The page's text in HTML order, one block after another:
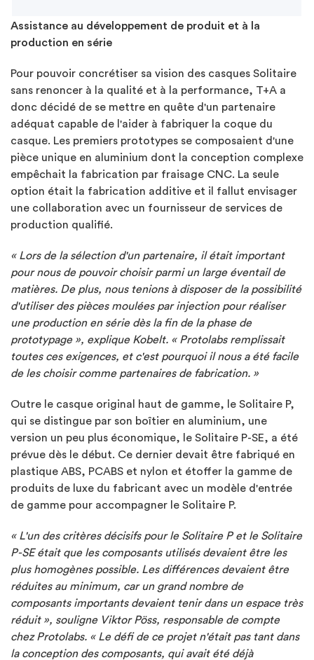
Assistance au développement de produit et à la
production en série
Pour pouvoir concrétiser sa vision des casques Solitaire
sans renoncer à la qualité et à la performance, T+A a
donc décidé de se mettre en quête d'un partenaire
adéquat capable de l'aider à fabriquer la coque du
casque. Les premiers prototypes se composaient d'une
pièce unique en aluminium dont la conception complexe
empêchait la fabrication par fraisage CNC. La seule
option était la fabrication additive et il fallut envisager
une collaboration avec un fournisseur de services de
production qualifié.
« Lors de la sélection d'un partenaire, il était important
pour nous de pouvoir choisir parmi un large éventail de
matières. De plus, nous tenions à disposer de la possibilité
d'utiliser des pièces moulées par injection pour réaliser
une production en série dès la fin de la phase de
prototypage », explique Kobelt. « Protolabs remplissait
toutes ces exigences, et c'est pourquoi il nous a été facile
de les choisir comme partenaires de fabrication. »
Outre le casque original haut de gamme, le Solitaire P,
qui se distingue par son boîtier en aluminium, une
version un peu plus économique, le Solitaire P-SE, a été
prévue dès le début. Ce dernier devait être fabriqué en
plastique ABS, PCABS et nylon et étoffer la gamme de
produits de luxe du fabricant avec un modèle d'entrée
de gamme pour accompagner le Solitaire P.
« L'un des critères décisifs pour le Solitaire P et le Solitaire
P-SE était que les composants utilisés devaient être les
plus homogènes possible. Les différences devaient être
réduites au minimum, car un grand nombre de
composants importants devaient tenir dans un espace très
réduit », souligne Viktor Pöss, responsable de compte
chez Protolabs. « Le défi de ce projet n'était pas tant dans
la conception des composants, qui avait été déjà